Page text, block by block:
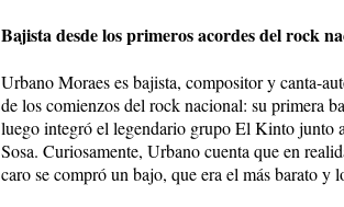
Bajista desde los primeros acordes del rock
Urbano Moraes es bajista, compositor y canta-
de los comienzos del rock nacional: su primera
luego integró el legendario grupo El Kinto junto
Sosa. Curiosamente, Urbano cuenta que en
caro se compró un bajo, que era el más barato y